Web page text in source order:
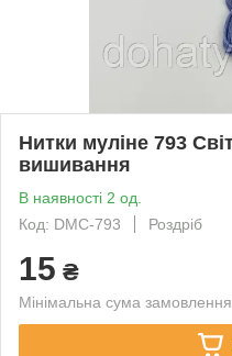
Нитки муліне 793
вишивання
В наявності 2 од.
Код: DMC-793
Роздріб
15 ₴
Мінімальна сума